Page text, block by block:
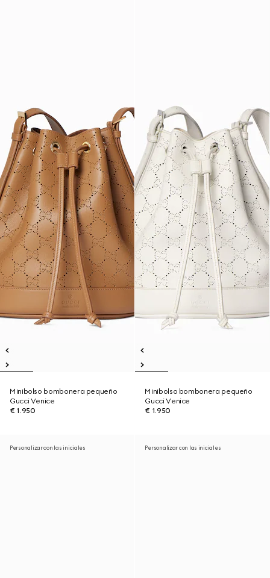
Minibolso bombonera pequeño
Gucci Venice
€ 1.950
Minibolso bombonera pequeño
Gucci Venice
€ 1.950
Personalizar con las iniciales Personalizar con las iniciales